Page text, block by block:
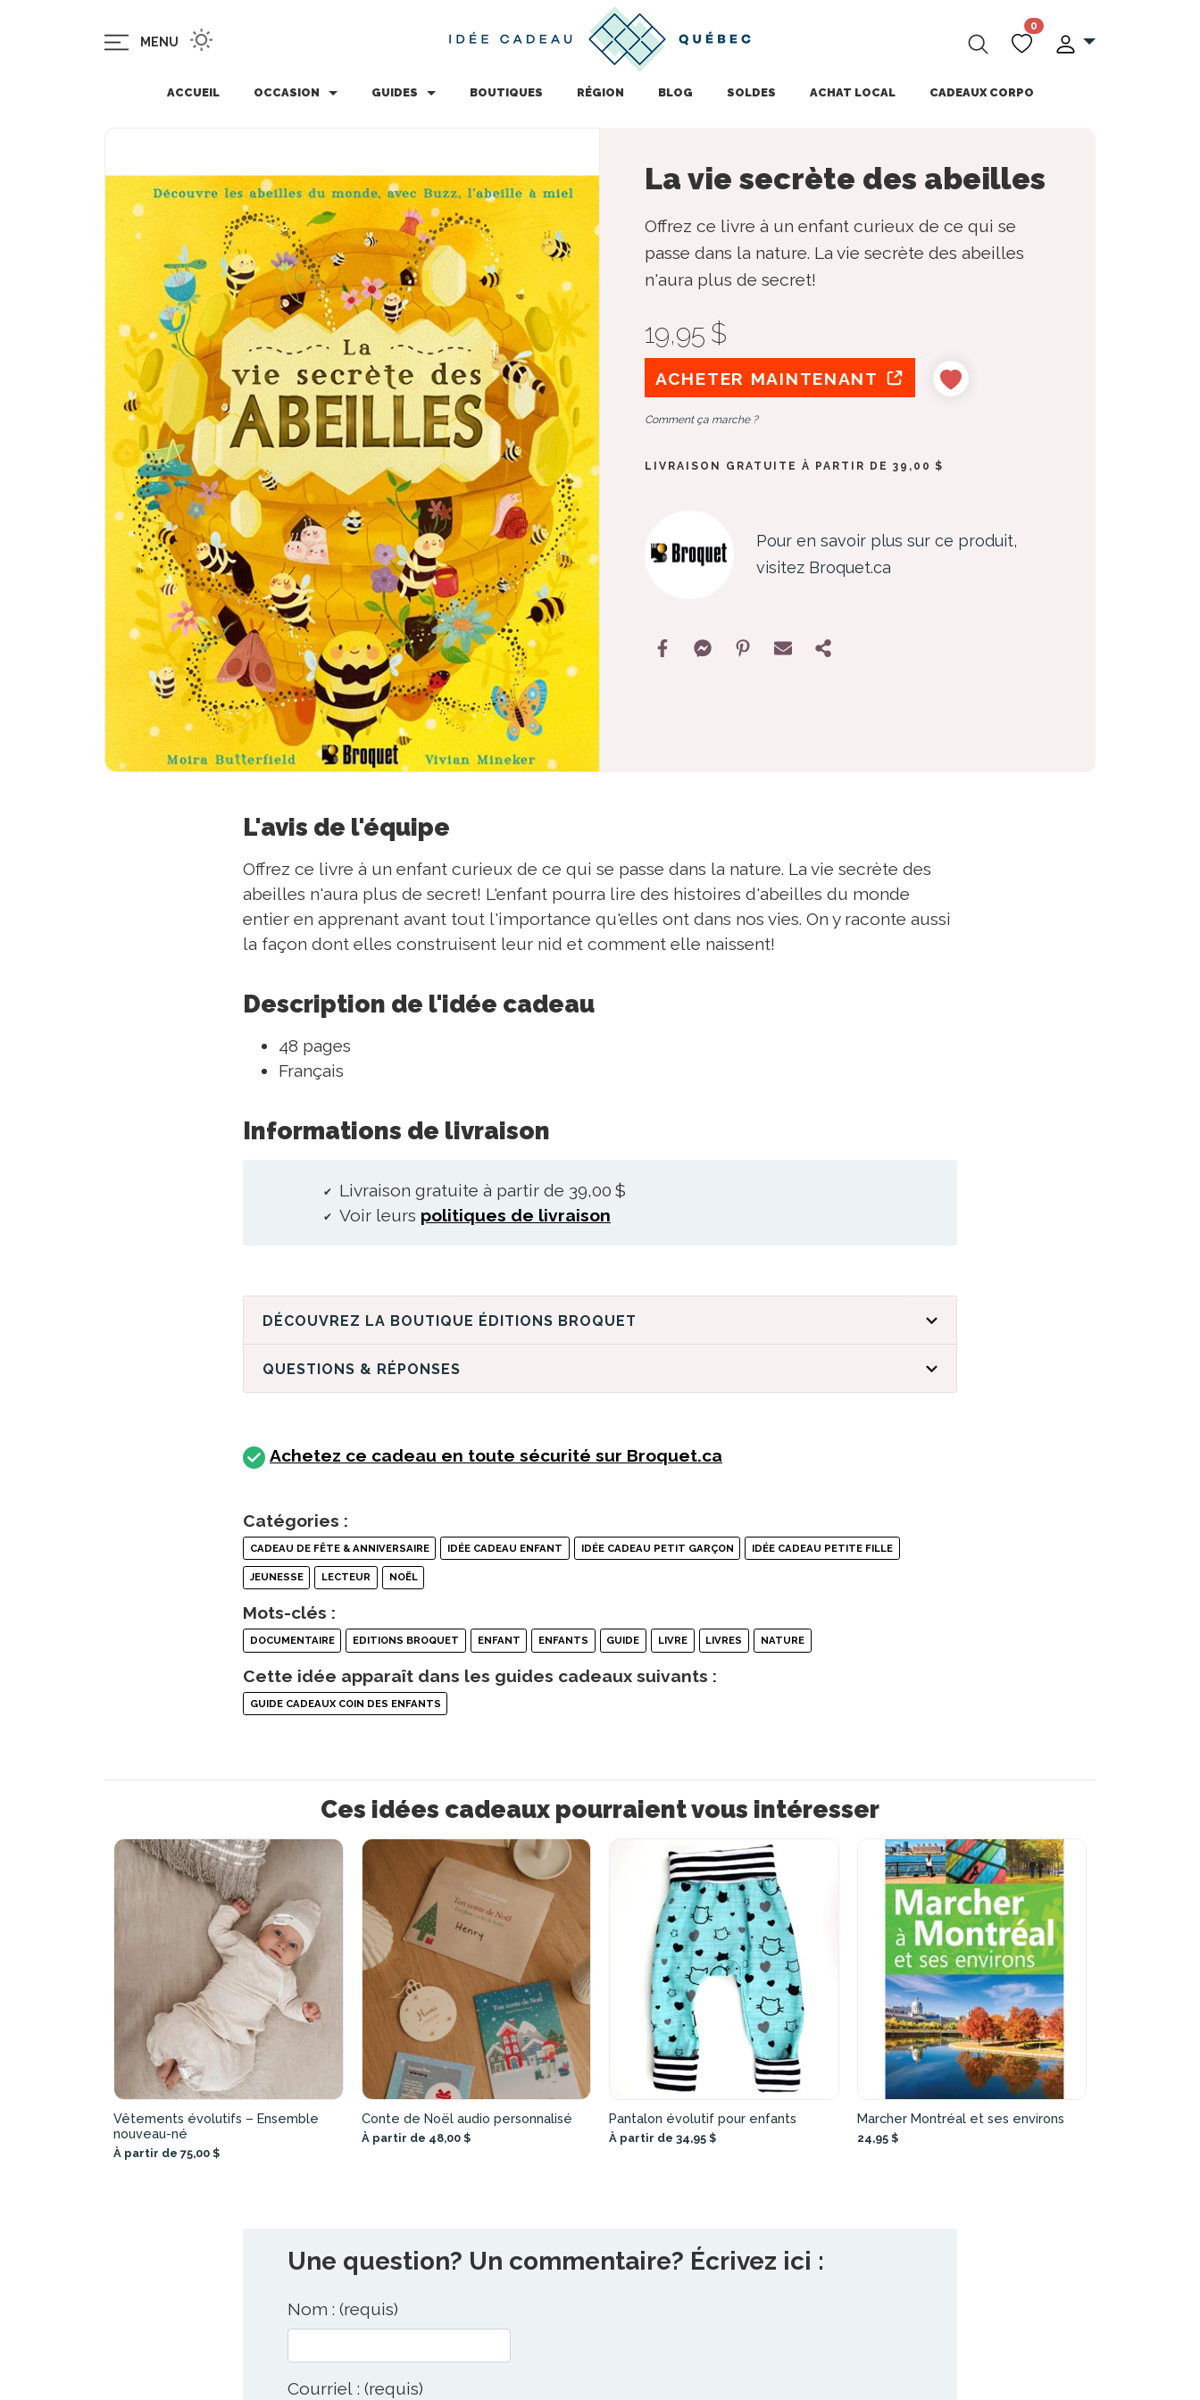
MENU
0
ACCUEIL OCCASION GUIDES BOUTIQUES RÉGION BLOG SOLDES ACHAT LOCAL CADEAUX CORPO
La vie secrète des abeilles
Offrez ce livre à un enfant curieux de ce qui se
passe dans la nature. La vie secrète des abeilles
n'aura plus de secret!
19,95 $
ACHETER MAINTENANT
Comment ça marche ?
LIVRAISON GRATUITE À PARTIR DE 39,00 $
Pour en savoir plus sur ce produit,
visitez Broquet.ca
L'avis de l'équipe
Offrez ce livre à un enfant curieux de ce qui se passe dans la nature. La vie secrète des
abeilles n'aura plus de secret! L'enfant pourra lire des histoires d'abeilles du monde
entier en apprenant avant tout l'importance qu'elles ont dans nos vies. On y raconte aussi
la façon dont elles construisent leur nid et comment elle naissent!
Description de l'idée cadeau
48 pages
Français
Informations de livraison
Livraison gratuite à partir de 39,00 $
Voir leurs politiques de livraison
DÉCOUVREZ LA BOUTIQUE ÉDITIONS BROQUET
QUESTIONS & RÉPONSES
Achetez ce cadeau en toute sécurité sur Broquet.ca
Catégories :
CADEAU DE FÊTE & ANNIVERSAIRE IDÉE CADEAU ENFANT IDÉE CADEAU PETIT GARÇON IDÉE CADEAU PETITE FILLE
JEUNESSE LECTEUR NOËL
Mots-clés :
DOCUMENTAIRE EDITIONS BROQUET ENFANT ENFANTS GUIDE LIVRE LIVRES NATURE
Cette idée apparaît dans les guides cadeaux suivants :
GUIDE CADEAUX COIN DES ENFANTS
Ces idées cadeaux pourraient vous intéresser
Vêtements évolutifs – Ensemble
nouveau-né
À partir de 75,00 $
Conte de Noël audio personnalisé
À partir de 48,00 $
Pantalon évolutif pour enfants
À partir de 34,95 $
Marcher Montréal et ses environs
24,95 $
Une question? Un commentaire? Écrivez ici :
Nom : (requis)
Courriel : (requis)